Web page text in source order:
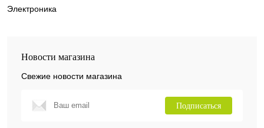
Электроника
Новости магазина
Свежие новости магазина
Подписаться